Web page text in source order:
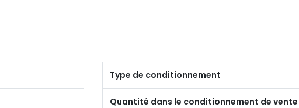
Type de conditionnement
Quantité dans le conditionnement de vente